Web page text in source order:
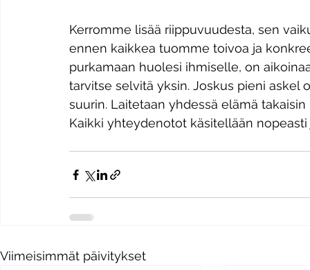
Kerromme lisää riippuvuudesta, sen
ennen kaikkea tuomme toivoa ja
purkamaan huolesi ihmiselle, on
tarvitse selvitä yksin. Joskus pieni
suurin. Laitetaan yhdessä elämä takaisin
​Kaikki yhteydenotot käsitellään
Viimeisimmät päivitykset